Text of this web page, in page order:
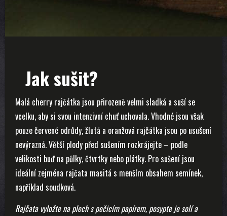
Jak sušit?
Malá cherry rajčátka jsou přirozeně velmi sladká a suší se
vcelku, aby si svou intenzivní chuť uchovala. Vhodné jsou však
pouze červené odrůdy, žlutá a oranžová rajčátka jsou po usušení
nevýrazná. Větší plody před sušením rozkrájejte – podle
velikosti buď na půlky, čtvrtky nebo plátky. Pro sušení jsou
ideální zejména rajčata masitá s menším obsahem semínek,
například soudková.
Rajčata vyložte na plech s pečicím papírem, posypte je solí a